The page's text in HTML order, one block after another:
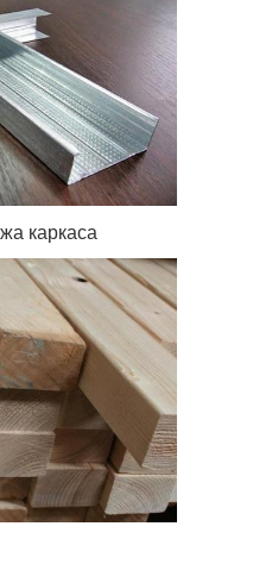
каркаса